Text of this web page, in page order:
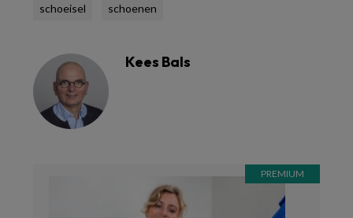
schoeisel schoenen
Kees Bals